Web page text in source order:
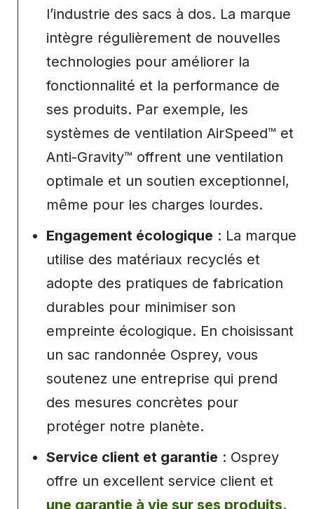
l’industrie des sacs à dos. La marque
intègre régulièrement de nouvelles
technologies pour améliorer la
fonctionnalité et la performance de
ses produits. Par exemple, les
systèmes de ventilation AirSpeed™ et
Anti-Gravity™ offrent une ventilation
optimale et un soutien exceptionnel,
même pour les charges lourdes.
Engagement écologique : La marque
utilise des matériaux recyclés et
adopte des pratiques de fabrication
durables pour minimiser son
empreinte écologique. En choisissant
un sac randonnée Osprey, vous
soutenez une entreprise qui prend
des mesures concrètes pour
protéger notre planète.
Service client et garantie : Osprey
offre un excellent service client et
une garantie à vie sur ses produits.